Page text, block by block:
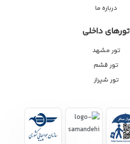
درباره ما
تورهای داخلی
تور مشهد
تور قشم
تور شیراز